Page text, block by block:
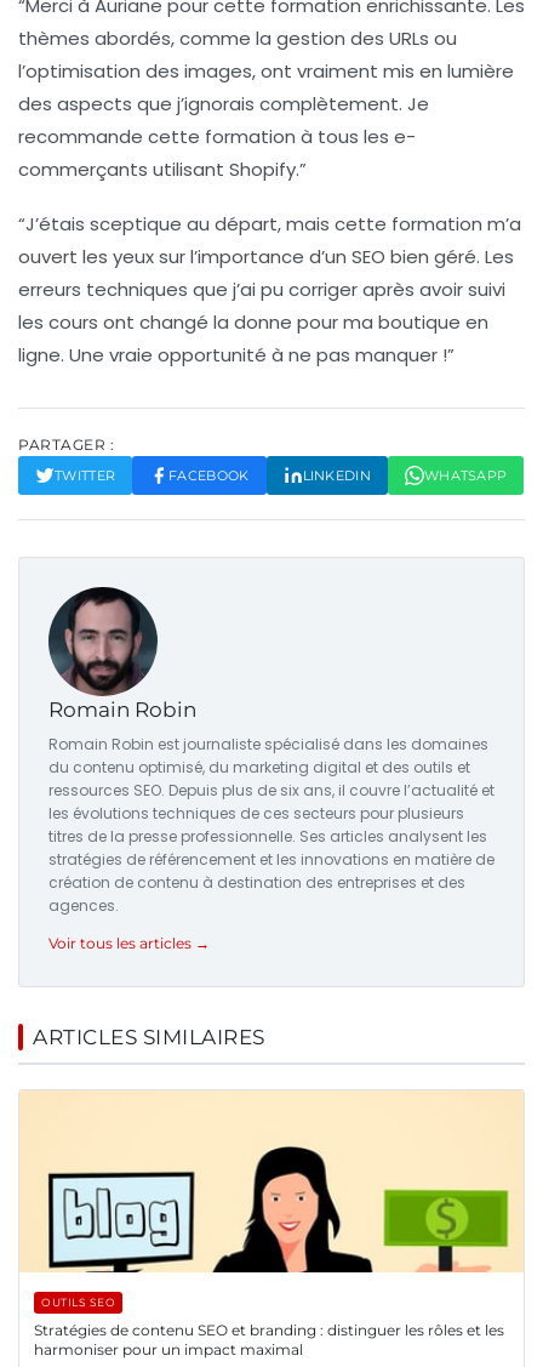
“Merci à Auriane pour cette formation enrichissante. Les
thèmes abordés, comme la gestion des URLs ou
l’optimisation des images, ont vraiment mis en lumière
des aspects que j’ignorais complètement. Je
recommande cette formation à tous les e-
commerçants utilisant Shopify.”
“J’étais sceptique au départ, mais cette formation m’a
ouvert les yeux sur l’importance d’un SEO bien géré. Les
erreurs techniques que j’ai pu corriger après avoir suivi
les cours ont changé la donne pour ma boutique en
ligne. Une vraie opportunité à ne pas manquer !”
PARTAGER :
TWITTER FACEBOOK LINKEDIN WHATSAPP
Romain Robin
Romain Robin est journaliste spécialisé dans les domaines
du contenu optimisé, du marketing digital et des outils et
ressources SEO. Depuis plus de six ans, il couvre l’actualité et
les évolutions techniques de ces secteurs pour plusieurs
titres de la presse professionnelle. Ses articles analysent les
stratégies de référencement et les innovations en matière de
création de contenu à destination des entreprises et des
agences.
Voir tous les articles →
ARTICLES SIMILAIRES
OUTILS SEO
Stratégies de contenu SEO et branding : distinguer les rôles et les
harmoniser pour un impact maximal